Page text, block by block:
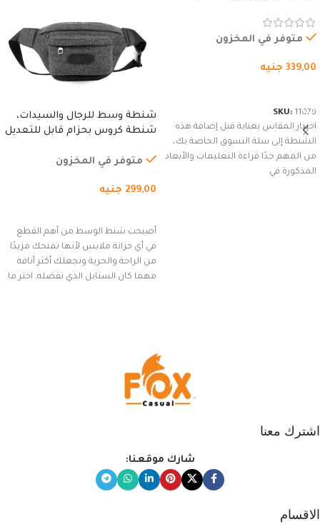
وسوستة.
متوفر في المخزون
339,00 جنيه
SKU: 11076
اختيار المقاس بعناية قبل إضافة هذه
الشنطة إلى سلة التسوق الخاصة بك،
من المهم جدًا قراءة التعليمات والأبعاد
المذكورة في
شنطة وسط للرجال والسيدات،
شنطة كروس بحزام قابل للتعديل
السفر، الجري العادي، المشي
(رمادي)
متوفر في المخزون
299,00 جنيه
أصبحت شنط الوسط من أهم القطع
في أي خزانة ملابس لأنها تمنحك مزيدًا
من الراحة والحرية وتجعلك أكثر أناقة
مهما كان الستايل الذي تفضله. اختر ما
اشترك معنا
شارك موقعنا:
الاقسام